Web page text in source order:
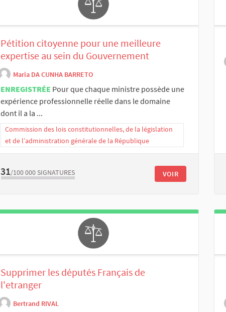
Pétition citoyenne pour une meilleure
expertise au sein du Gouvernement
Maria DA CUNHA BARRETO
ENREGISTRÉE Pour que chaque ministre possède une
expérience professionnelle réelle dans le domaine
dont il a la ...
Commission des lois constitutionnelles, de la législation
et de l’administration générale de la République
31/100 000 SIGNATURES VOIR
Supprimer les députés Français de
l'etranger
Bertrand RIVAL